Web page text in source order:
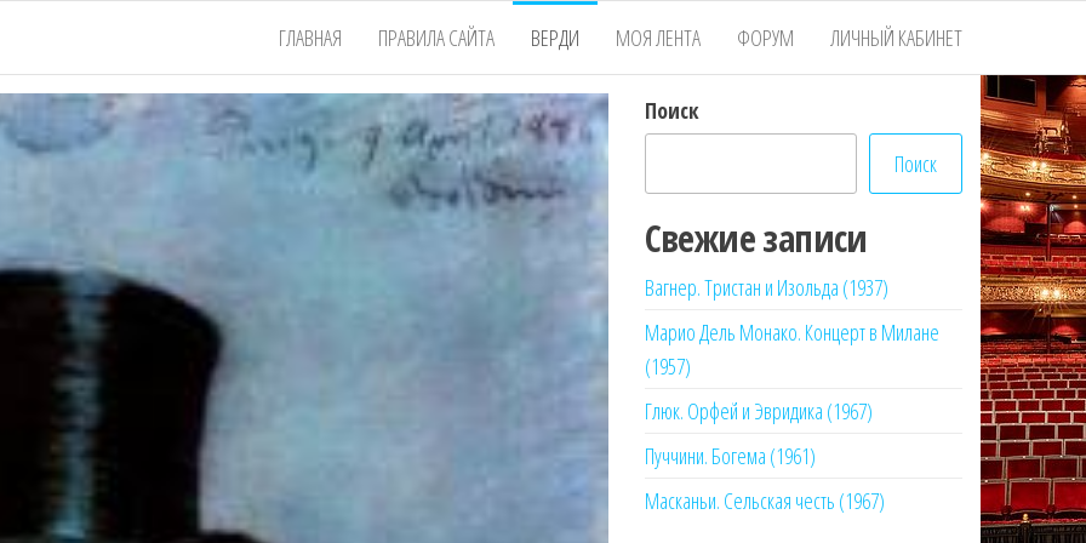
ГЛАВНАЯ ПРАВИЛА САЙТА ВЕРДИ МОЯ ЛЕНТА ФОРУМ ЛИЧНЫЙ КАБИНЕТ
Поиск
Поиск
Свежие записи
Вагнер. Тристан и Изольда (1937)
Марио Дель Монако. Концерт в Милане
(1957)
Глюк. Орфей и Эвридика (1967)
Пуччини. Богема (1961)
Масканьи. Сельская честь (1967)